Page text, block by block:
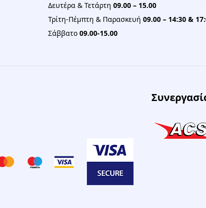
Δευτέρα & Τετάρτη 09.00 – 15.00
Τρίτη-Πέμπτη & Παρασκευή 09.00 – 14:30 &
Σάββατο 09.00-15.00